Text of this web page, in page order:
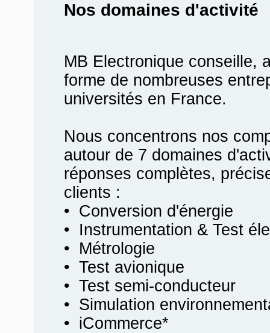
Nos domaines d'activité
MB Electronique conseille,
forme de nombreuses
universités en France.
Nous concentrons nos
autour de 7 domaines
réponses complètes,
clients :
• Conversion d'énergie
• Instrumentation & Test
• Métrologie
• Test avionique
• Test semi-conducteur
• Simulation
• iCommerce*